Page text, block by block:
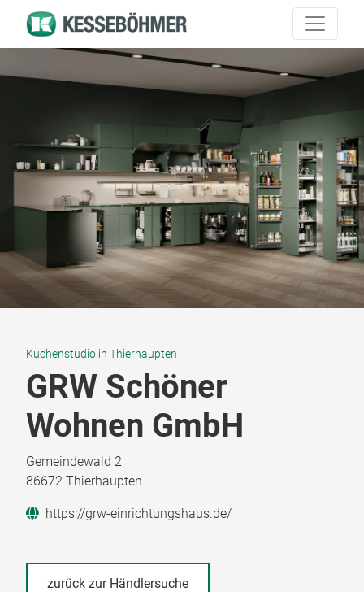
Küchenstudio in Thierhaupten
GRW Schöner
Wohnen GmbH
Gemeindewald 2
86672 Thierhaupten
https://grw-einrichtungshaus.de/
zurück zur Händlersuche